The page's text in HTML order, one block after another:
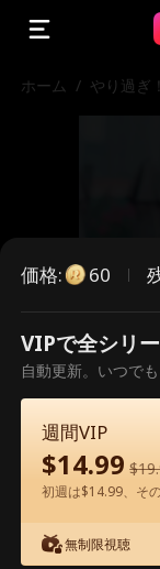
ホーム / やり過ぎ
こちらは
聴いた
価格: 60
VIPで全シリ
自動更新。いつで
週間VIP
$14.99 $
初週は$14.99、そ
無制限視聴